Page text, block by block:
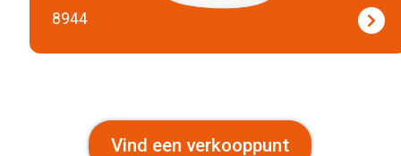
8944
Vind een verkooppunt